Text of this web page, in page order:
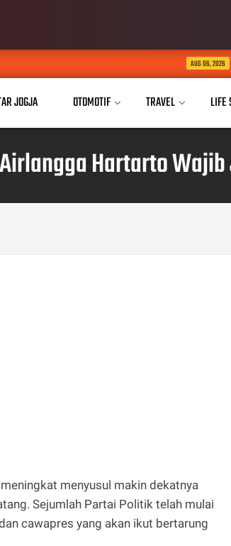
Kurnia Nugraha
JOGJA OTOMOTIF TRAVEL LIFE
Hartarto
menyusul makin dekatnya
Sejumlah Partai Politik telah mulai
cawapres yang akan ikut bertarung